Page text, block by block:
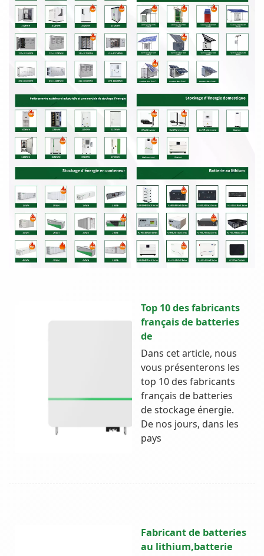
Top 10 des fabricants
français de batteries
de
Dans cet article, nous
vous présenterons les
top 10 des fabricants
français de batteries
de stockage énergie.
De nos jours, dans les
pays
Fabricant de batteries
au lithium,batterie